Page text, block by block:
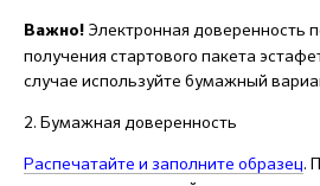
Важно! Электронная доверенность
получения стартового пакета
случае используйте бумажный
2. Бумажная доверенность
Распечатайте и заполните образец.